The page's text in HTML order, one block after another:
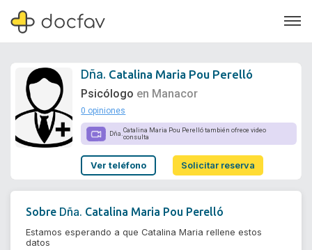
Soporte
Quiénes somos
¿Eres un doctor?
Dña. Catalina Maria Pou Perelló
Psicólogo en Manacor
0 opiniones
Dña.Catalina Maria Pou Perelló también ofrece video
consulta
Ver teléfono Solicitar reserva
Sobre Dña. Catalina Maria Pou Perelló
Estamos esperando a que Catalina Maria rellene estos
datos